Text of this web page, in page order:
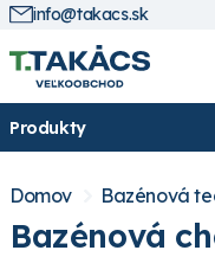
info@takacs.sk
Produkty
Domov Bazénová
Bazénová